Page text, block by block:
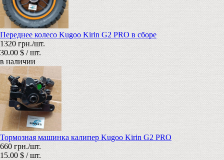
Переднее колесо Kugoo Kirin G2 PRO в сборе
1320 грн./шт.
30.00 $ / шт.
в наличии
Тормозная машинка калипер Kugoo Kirin G2 PRO
660 грн./шт.
15.00 $ / шт.